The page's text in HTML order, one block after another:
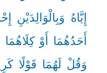
إِيَّاهُ وَبِالْوَالِدَيْنِ
أَحَدُهُمَا أَوْ